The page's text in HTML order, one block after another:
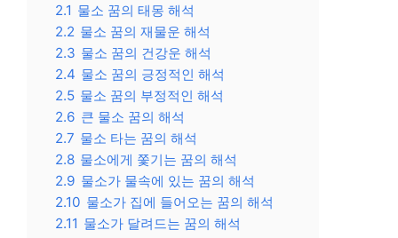
2.1 물소 꿈의 태몽 해석
2.2 물소 꿈의 재물운 해석
2.3 물소 꿈의 건강운 해석
2.4 물소 꿈의 긍정적인 해석
2.5 물소 꿈의 부정적인 해석
2.6 큰 물소 꿈의 해석
2.7 물소 타는 꿈의 해석
2.8 물소에게 쫓기는 꿈의 해석
2.9 물소가 물속에 있는 꿈의 해석
2.10 물소가 집에 들어오는 꿈의 해석
2.11 물소가 달려드는 꿈의 해석